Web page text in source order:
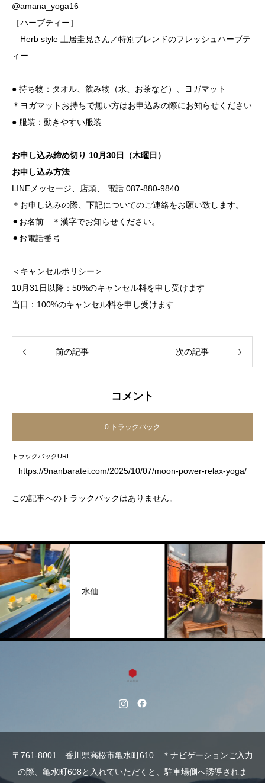
@amana_yoga16
［ハーブティー］
Herb style 土居圭見さん／特別ブレンドのフレッシュハーブテ
ィー
● 持ち物：タオル、飲み物（水、お茶など）、ヨガマット
＊ヨガマットお持ちで無い方はお申込みの際にお知らせください
● 服装：動きやすい服装
お申し込み締め切り 10月30日（木曜日）
お申し込み方法
LINEメッセージ、店頭、 電話 087-880-9840
＊お申し込みの際、下記についてのご連絡をお願い致します。
⚫︎お名前 ＊漢字でお知らせください。
⚫︎お電話番号
＜キャンセルポリシー＞
10月31日以降：50%のキャンセル料を申し受けます
当日：100%のキャンセル料を申し受けます
前の記事 次の記事
コメント
0 トラックバック
トラックバックURL
この記事へのトラックバックはありません。
水仙
ソメイ
ンギョ
〒761-8001 香川県高松市亀水町610 ＊ナビゲーションご入力
の際、亀水町608と入れていただくと、駐車場側へ誘導されま